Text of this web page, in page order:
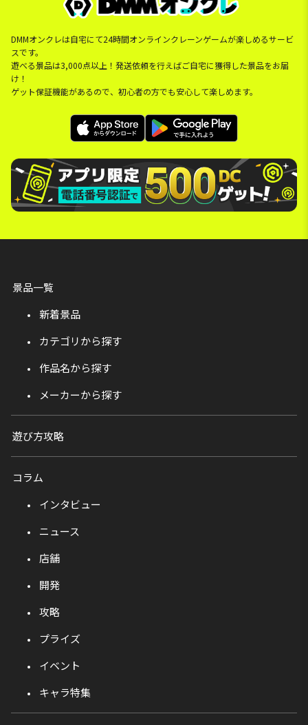
DMMオンクレは自宅にて24時間オンラインクレーンゲームが楽しめるサービ
スです。
遊べる景品は3,000点以上！発送依頼を行えばご自宅に獲得した景品をお届
け！
ゲット保証機能があるので、初心者の方でも安心して楽しめます。
景品一覧
新着景品
カテゴリから探す
作品名から探す
メーカーから探す
遊び方攻略
コラム
インタビュー
ニュース
店舗
開発
攻略
プライズ
イベント
キャラ特集